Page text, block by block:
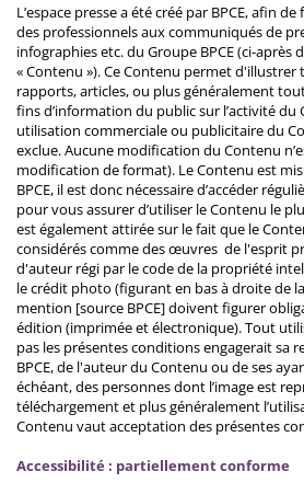
L’espace presse a été créé par BPCE, afin
des professionnels aux communiqués de
infographies etc. du Groupe BPCE (ci-après
« Contenu »). Ce Contenu permet
rapports, articles, ou plus généralement
fins d’information du public sur l’activité du
utilisation commerciale ou publicitaire du
exclue. Aucune modification du Contenu
modification de format). Le Contenu est
BPCE, il est donc nécessaire d’accéder
pour vous assurer d’utiliser le Contenu le
est également attirée sur le fait que le
considérés comme des œuvres de l'esprit
d'auteur régi par le code de la propriété
le crédit photo (figurant en bas à droite de
mention [source BPCE] doivent figurer
édition (imprimée et électronique). Tout
pas les présentes conditions engagerait sa
BPCE, de l'auteur du Contenu ou de ses
échéant, des personnes dont l’image est
téléchargement et plus généralement
Contenu vaut acceptation des présentes
Accessibilité : partiellement conforme